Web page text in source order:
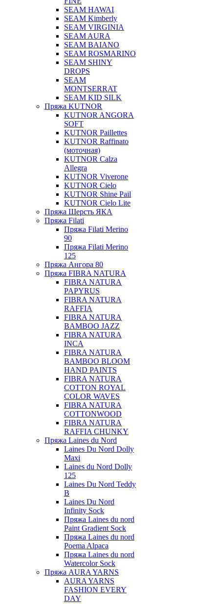
SEAM HAWAI
SEAM Kimberly
SEAM VIRGINIA
SEAM AURA
SEAM BAIANO
SEAM ROSMARINO
SEAM SHINY
DROPS
SEAM
MONTSERRAT
SEAM KID SILK
Пряжа KUTNOR
KUTNOR ANGORA
SOFT
KUTNOR Paillettes
KUTNOR Raffinato
(моточная)
KUTNOR Calza
Allegra
KUTNOR Viverone
KUTNOR Cielo
KUTNOR Shine Pail
KUTNOR Cielo Lite
Пряжа Шерсть ЯКА
Пряжа Filati
Пряжа Filati Merino
90
Пряжа Filati Merino
125
Пряжа Ангора 80
Пряжа FIBRA NATURA
FIBRA NATURA
PAPYRUS
FIBRA NATURA
RAFFIA
FIBRA NATURA
BAMBOO JAZZ
FIBRA NATURA
INCA
FIBRA NATURA
BAMBOO BLOOM
HAND PAINTS
FIBRA NATURA
COTTON ROYAL
COLOR WAVES
FIBRA NATURA
COTTONWOOD
FIBRA NATURA
RAFFIA CHUNKY
Пряжа Laines du Nord
Laines Du Nord Dolly
Maxi
Laines du Nord Dolly
125
Laines Du Nord Teddy
B
Laines Du Nord
Infinity Sock
Пряжа Laines du nord
Paint Gradient Sock
Пряжа Laines du nord
Poema Alpaca
Пряжа Laines du nord
Watercolor Sock
Пряжа AURA YARNS
AURA YARNS
FASHION EVERY
DAY